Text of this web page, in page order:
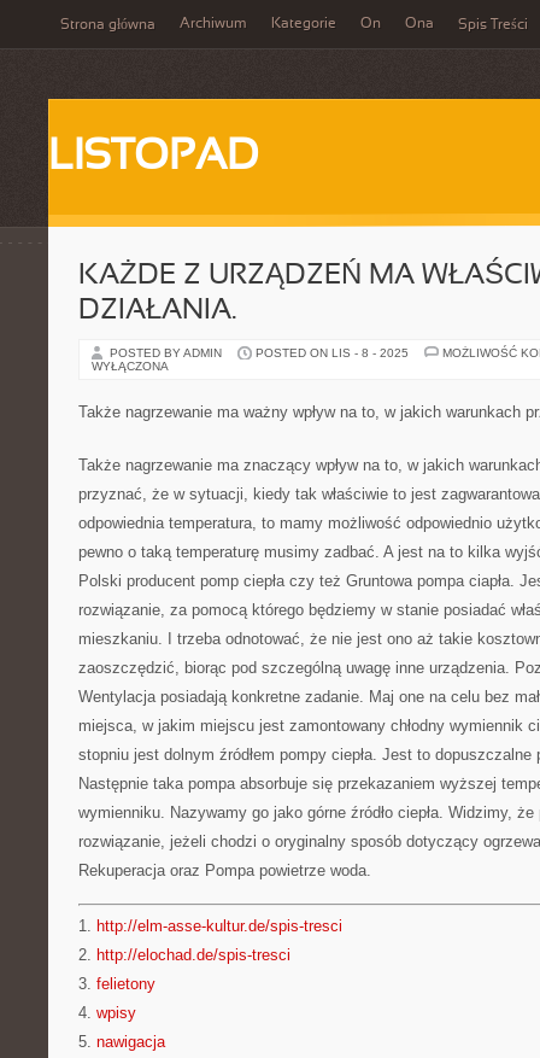
Strona główna Archiwum Kategorie On Ona Spis Treści
LISTOPAD
KAŻDE Z URZĄDZEŃ MA
DZIAŁANIA.
POSTED BY ADMIN POSTED ON LIS - 8 - 2025
MOŻLIWOŚĆ
WYŁĄCZONA
Także nagrzewanie ma ważny wpływ na to, w jakich warunkach
Także nagrzewanie ma znaczący wpływ na to, w jakich
przyznać, że w sytuacji, kiedy tak właściwie to jest
odpowiednia temperatura, to mamy możliwość odpowiednio
pewno o taką temperaturę musimy zadbać. A jest na to kilka
Polski producent pomp ciepła czy też Gruntowa pompa ciapła.
rozwiązanie, za pomocą którego będziemy w stanie posiadać
mieszkaniu. I trzeba odnotować, że nie jest ono aż takie
zaoszczędzić, biorąc pod szczególną uwagę inne urządzenia.
Wentylacja posiadają konkretne zadanie. Maj one na celu bez
miejsca, w jakim miejscu jest zamontowany chłodny wymiennik
stopniu jest dolnym źródłem pompy ciepła. Jest to
Następnie taka pompa absorbuje się przekazaniem wyższej
wymienniku. Nazywamy go jako górne źródło ciepła. Widzimy,
rozwiązanie, jeżeli chodzi o oryginalny sposób dotyczący
Rekuperacja oraz Pompa powietrze woda.
1. http://elm-asse-kultur.de/spis-tresci
2. http://elochad.de/spis-tresci
3. felietony
4. wpisy
5. nawigacja